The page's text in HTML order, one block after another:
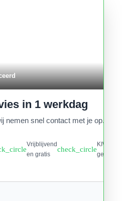
in 1 werkdag
nemen snel contact met je op.
Vrijblijvend
en gratis
check_circle
KIWA